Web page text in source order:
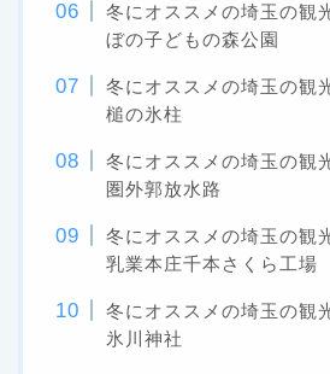
冬にオススメの埼玉の
ぼの子どもの森公園
冬にオススメの埼玉の
槌の氷柱
冬にオススメの埼玉の
圏外郭放水路
冬にオススメの埼玉の
乳業本庄千本さくら工場
冬にオススメの埼玉の
氷川神社